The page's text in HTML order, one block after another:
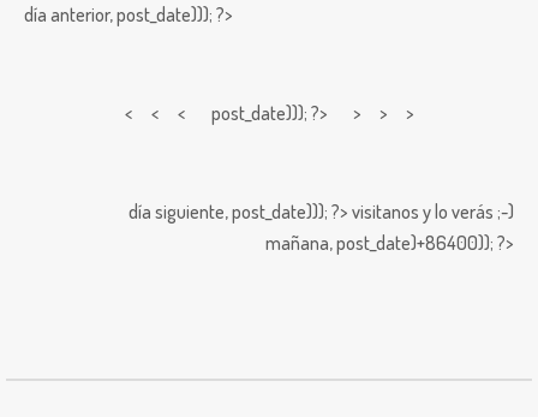
día anterior,post_date))); ?>
< < < post_date))); ?> > > >
día siguiente,post_date))); ?> visitanos y lo verás ;-)
mañana,post_date)+86400)); ?>